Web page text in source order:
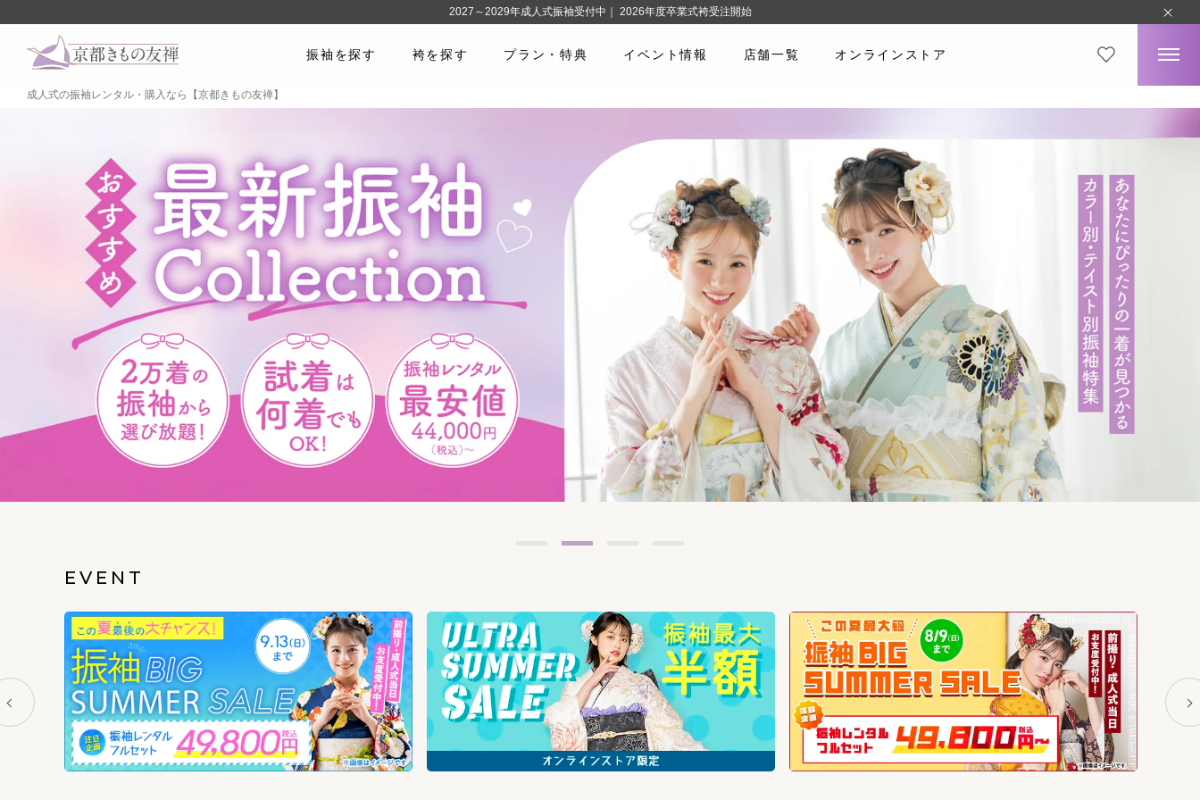
振袖を探す 袴を探す プラン・特典 イベント情報 店舗一覧 オンラインストア
成人式の振袖レンタル・購入なら【京都きもの友禅】
EVENT
2027～2029年成人式振袖受付中｜ 2026年度卒業式袴受注開始